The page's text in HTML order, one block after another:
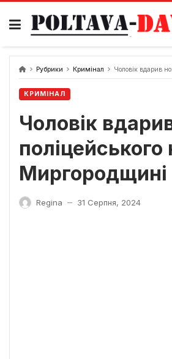
Skip
content
Рубрики Кримінал Чоловік вдарив ножем
КРИМІНАЛ
Чоловік
поліцейського
Миргородщині
Regina — 31 Серпня, 2024